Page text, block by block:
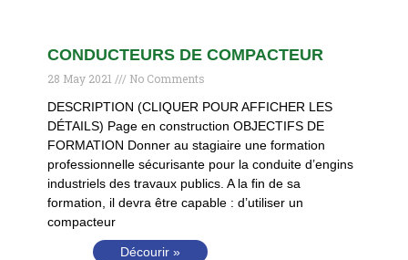
CONDUCTEURS DE COMPACTEUR
28 May 2021
No Comments
DESCRIPTION (CLIQUER POUR AFFICHER LES
DÉTAILS) Page en construction OBJECTIFS DE
FORMATION Donner au stagiaire une formation
professionnelle sécurisante pour la conduite d’engins
industriels des travaux publics. A la fin de sa
formation, il devra être capable : d’utiliser un
compacteur
Décourir »